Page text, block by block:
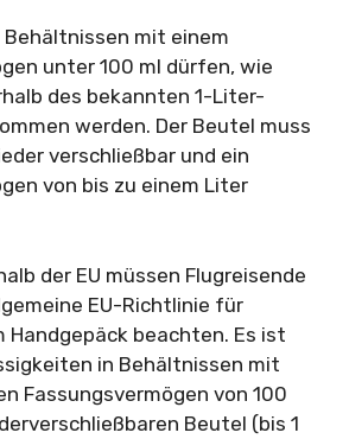
mit einem
unter 100 ml dürfen, wie
des bekannten 1-Liter-
werden. Der Beutel muss
verschließbar und ein
von bis zu einem Liter
der EU müssen Flugreisende
EU-Richtlinie für
Handgepäck beachten. Es ist
in Behältnissen mit
Fassungsvermögen von 100
Beutel (bis 1